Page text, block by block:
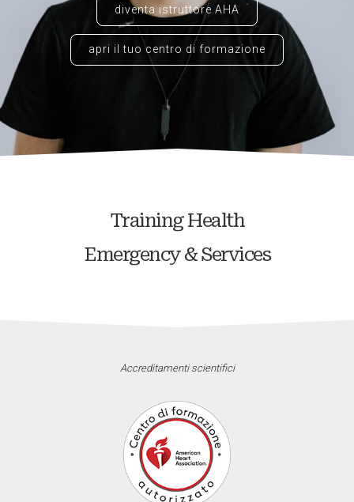
diventa istruttore AHA
apri il tuo centro di formazione
Training Health
Emergency & Services
Accreditamenti scientifici